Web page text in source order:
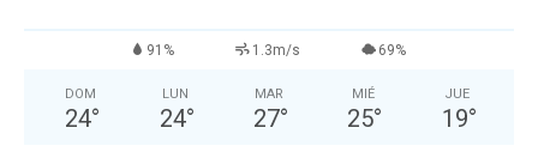
91% 1.3m/s 69%
DOM
24°
LUN
24°
MAR
27°
MIÉ
25°
JUE
19°